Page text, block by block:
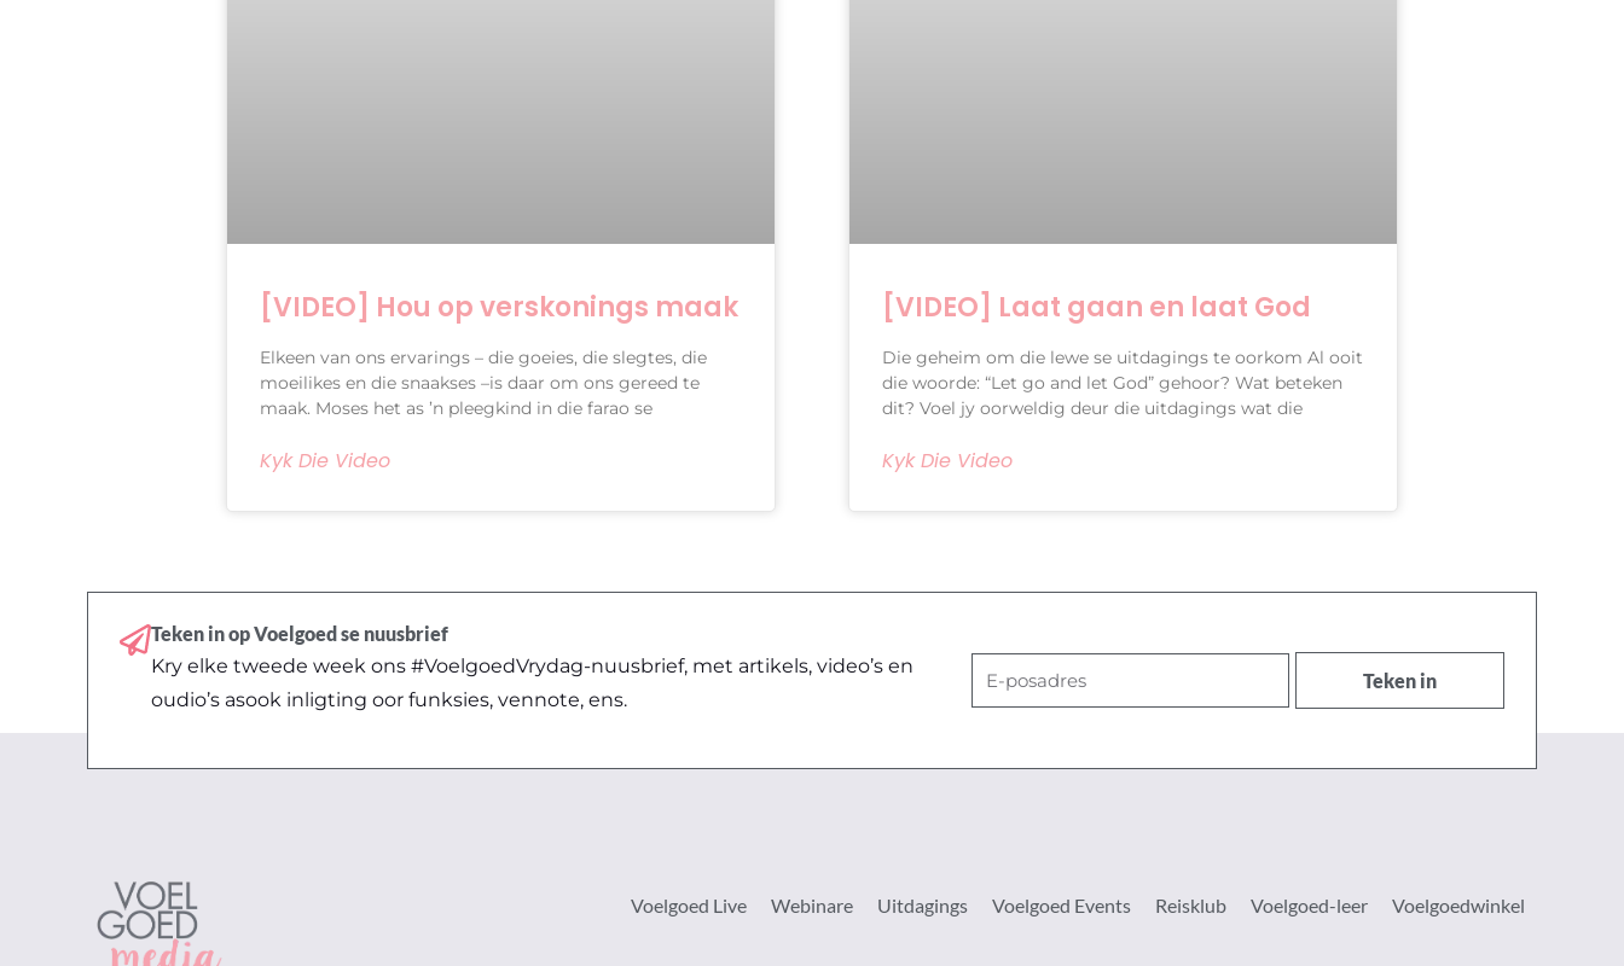
[VIDEO] Hou op verskonings maak
Elkeen van ons ervarings – die goeies, die slegtes, die
moeilikes en die snaakses –is daar om ons gereed te
maak. Moses het as ’n pleegkind in die farao se
Kyk Die Video
[VIDEO] Laat gaan en laat God
Die geheim om die lewe se uitdagings te oorkom Al ooit
die woorde: “Let go and let God” gehoor? Wat beteken
dit? Voel jy oorweldig deur die uitdagings wat die
Kyk Die Video
Teken in op Voelgoed se nuusbrief
Kry elke tweede week ons #VoelgoedVrydag-nuusbrief, met artikels, video’s en
oudio’s asook inligting oor funksies, vennote, ens.
posadres
Teken in
Voelgoed Live Webinare Uitdagings Voelgoed Events Reisklub Voelgoed-leer Voelgoedwinkel